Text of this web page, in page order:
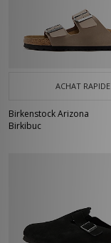
ACHAT RAPIDE
Birkenstock Arizona
Birkibuc